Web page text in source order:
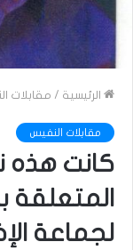
الرئيسية / مقابلات
مقابلات النفيس
المتعلقة
لجماعة